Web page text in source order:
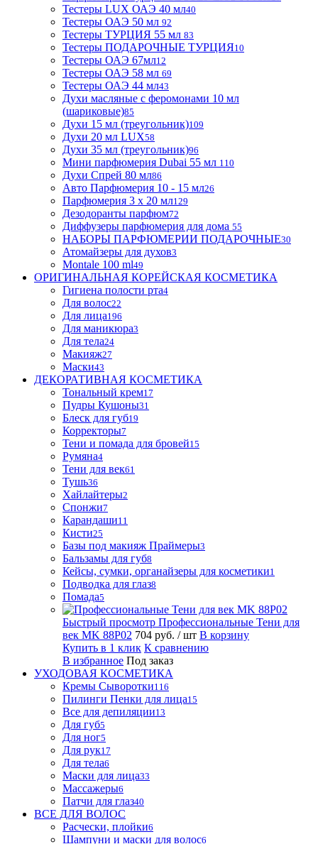
Тестеры LUX ОАЭ 40 мл40
Тестеры ОАЭ 50 мл 92
Тестеры ТУРЦИЯ 55 мл 83
Тестеры ПОДАРОЧНЫЕ ТУРЦИЯ10
Тестеры ОАЭ 67мл12
Тестеры ОАЭ 58 мл 69
Тестеры ОАЭ 44 мл43
Духи масляные с феромонами 10 мл
(шариковые)85
Духи 15 мл (треугольник)109
Духи 20 мл LUX58
Духи 35 мл (треугольник)96
Мини парфюмерия Dubai 55 мл 110
Духи Спрей 80 мл86
Авто Парфюмерия 10 - 15 мл26
Парфюмерия 3 х 20 мл129
Дезодоранты парфюм72
Диффузеры парфюмерия для дома 55
НАБОРЫ ПАРФЮМЕРИИ ПОДАРОЧНЫЕ30
Атомайзеры для духов3
Montale 100 ml49
ОРИГИНАЛЬНАЯ КОРЕЙСКАЯ КОСМЕТИКА
Гигиена полости рта4
Для волос22
Для лица196
Для маникюра3
Для тела24
Макияж27
Маски43
ДЕКОРАТИВНАЯ КОСМЕТИКА
Тональный крем17
Пудры Кушоны31
Блеск для губ19
Корректоры7
Тени и помада для бровей15
Румяна4
Тени для век61
Тушь36
Хайлайтеры2
Спонжи7
Карандаши11
Кисти25
Базы под макияж Праймеры3
Бальзамы для губ8
Кейсы, сумки, органайзеры для косметики1
Подводка для глаз8
Помада5
Быстрый просмотр Профессиональные Тени для
век MK 88P02 704 руб. / шт В корзину
Купить в 1 клик К сравнению
В избранное Под заказ
УХОДОВАЯ КОСМЕТИКА
Кремы Сыворотки116
Пилинги Пенки для лица15
Все для депиляции13
Для губ5
Для ног5
Для рук17
Для тела6
Маски для лица33
Массажеры6
Патчи для глаз40
ВСЕ ДЛЯ ВОЛОС
Расчески, плойки6
Шампуни и маски для волос6